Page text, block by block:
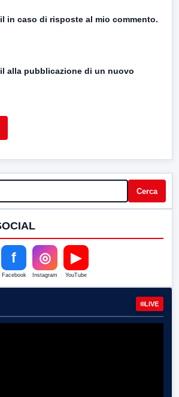
in caso di risposte al mio commento.
alla pubblicazione di un nuovo
Cerca
f
Facebook
◎
Instagram
▶
YouTube
LIVE